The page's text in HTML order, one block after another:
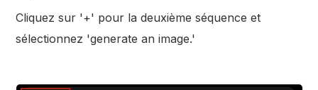
Cliquez sur '+' pour la deuxième séquence et
sélectionnez 'generate an image.'